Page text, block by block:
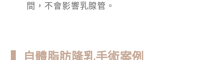
間，不會影響乳腺管。
▍自體脂肪隆乳手術案例